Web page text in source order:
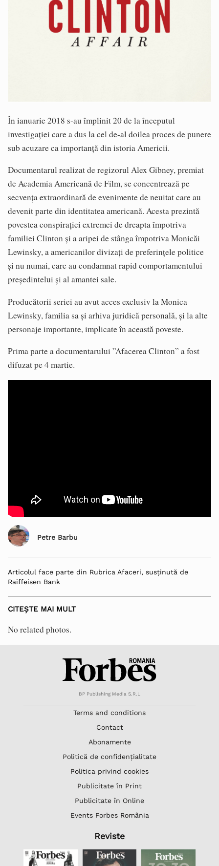
În ianuarie 2018 s-au împlinit 20 de la începutul
investigației care a dus la cel de-al doilea proces de punere
sub acuzare ca importanță din istoria Americii.
Documentarul realizat de regizorul Alex Gibney, premiat
de Academia Americană de Film, se concentrează pe
secvența extraordinară de evenimente de neuitat care au
devenit parte din identitatea americană. Acesta prezintă
povestea conspirației extremei de dreapta împotriva
familiei Clinton și a aripei de stânga împotriva Monicăi
Lewinsky, a americanilor divizați de preferințele politice
și nu numai, care au condamnat rapid comportamentului
președintelui și al amantei sale.
Producătorii seriei au avut acces exclusiv la Monica
Lewinsky, familia sa și arhiva juridică personală, și la alte
personaje importante, implicate în această poveste.
Prima parte a documentarului ”Afacerea Clinton” a fost
difuzat pe 4 martie.
Petre Barbu
Articolul face parte din Rubrica Afaceri, susținută de
Raiffeisen Bank
CITEȘTE MAI MULT
No related photos.
BP Publishing Media S.R.L
Terms and conditions
Contact
Abonamente
Politică de confidențialitate
Politica privind cookies
Publicitate în Print
Publicitate în Online
Events Forbes România
Reviste